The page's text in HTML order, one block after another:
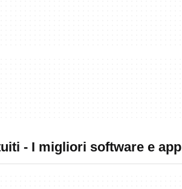
- I migliori software e app